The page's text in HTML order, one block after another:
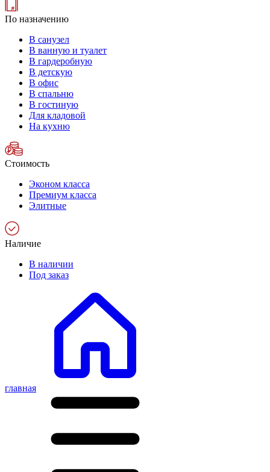
По назначению
В санузел
В ванную и туалет
В гардеробную
В детскую
В офис
В спальню
В гостиную
Для кладовой
На кухню
Стоимость
Эконом класса
Премиум класса
Элитные
Наличие
В наличии
Под заказ
главная